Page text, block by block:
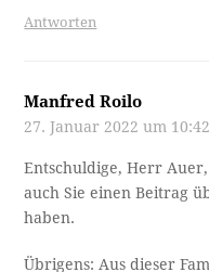
Antworten
Manfred Roilo
27. Januar 2022 um
Entschuldige, Herr
auch Sie einen Beitrag
haben.
Übrigens: Aus dieser